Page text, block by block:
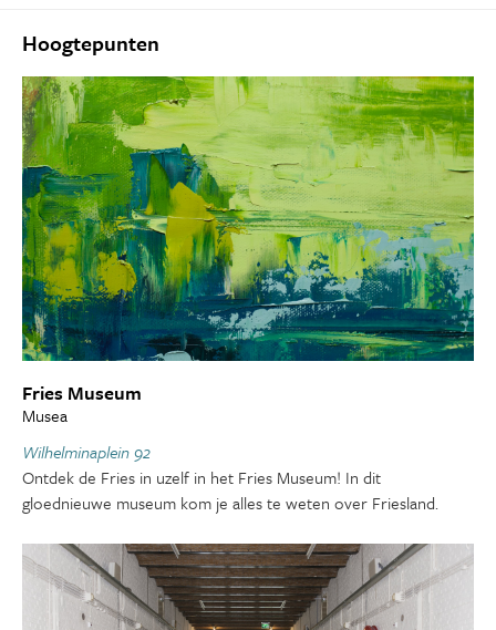
Hoogtepunten
Fries Museum
Musea
Wilhelminaplein 92
Ontdek de Fries in uzelf in het Fries Museum! In dit
gloednieuwe museum kom je alles te weten over Friesland.